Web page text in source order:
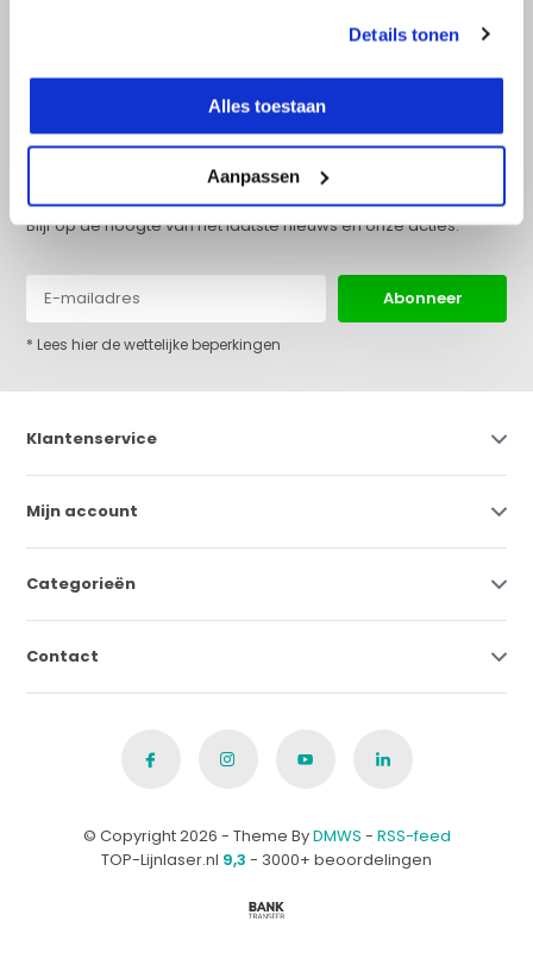
Details tonen
Alles toestaan
Aanpassen
Blijf op de hoogte van het laatste nieuws en onze acties:
Abonneer
* Lees hier de wettelijke beperkingen
Klantenservice
Mijn account
Categorieën
Contact
© Copyright 2026 - Theme ByDMWS - RSS-feed
TOP-Lijnlaser.nl 9,3 - 3000+ beoordelingen